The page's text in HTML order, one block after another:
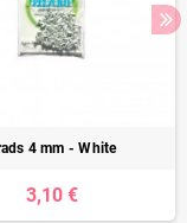
4 mm - White
3,10 €